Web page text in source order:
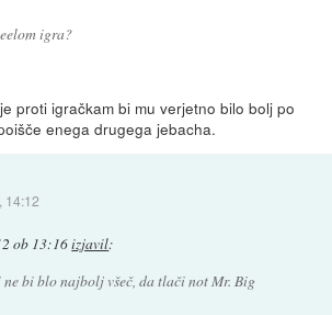
igra?
proti igračkam bi mu verjetno bilo bolj po
enega drugega jebacha.
14:12
ob 13:16izjavil:
bi blo najbolj všeč, da tlači not Mr. Big